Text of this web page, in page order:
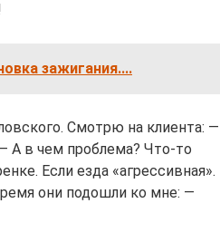
зажигания....
Смотрю на клиента: —
А в чем проблема? Что-то
Если езда «агрессивная».
они подошли ко мне: —